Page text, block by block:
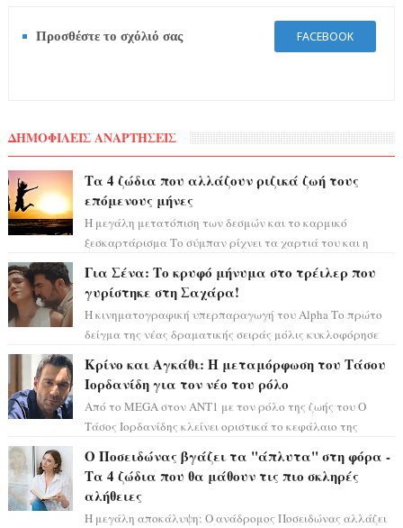
Προσθέστε το σχόλιό σας FACEBOOK
ΔΗΜΟΦΙΛΕΙΣ ΑΝΑΡΤΗΣΕΙΣ
Τα 4 ζώδια που αλλάζουν ριζικά ζωή τους
επόμενους μήνες
Η μεγάλη μετατόπιση των δεσμών και το καρμικό
ξεσκαρτάρισμα Το σύμπαν ρίχνει τα χαρτιά του και η
Για Σένα: Το κρυφό μήνυμα στο τρέιλερ που
γυρίστηκε στη Σαχάρα!
Η κινηματογραφική υπερπαραγωγή του Alpha Το πρώτο
δείγμα της νέας δραματικής σειράς μόλις κυκλοφόρησε
Κρίνο και Αγκάθι: Η μεταμόρφωση του Τάσου
Ιορδανίδη για τον νέο του ρόλο
Από το MEGA στον ΑΝΤ1 με τον ρόλο της ζωής του Ο
Τάσος Ιορδανίδης κλείνει οριστικά το κεφάλαιο της
Ο Ποσειδώνας βγάζει τα "άπλυτα" στη φόρα -
Τα 4 ζώδια που θα μάθουν τις πιο σκληρές
αλήθειες
Η μεγάλη αποκάλυψη: Ο ανάδρομος Ποσειδώνας αλλάζει